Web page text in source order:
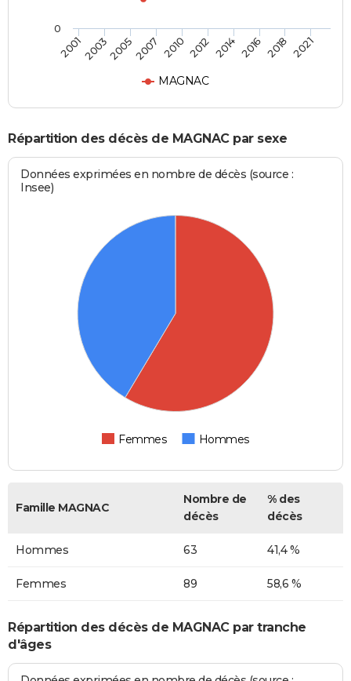
MAGNAC
2001200320052007 2010 2012 2014 2016 2018 2021
0
Répartition des décès de MAGNAC par sexe
Données exprimées en nombre de décès (source :
Insee)
Femmes Hommes
Famille MAGNAC
Nombre de
décès
% des
décès
Hommes 63 41,4 %
Femmes 89 58,6 %
Répartition des décès de MAGNAC par tranche
d'âges